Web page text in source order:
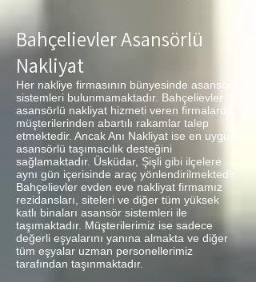
Bahçelievler Asansörlü
Nakliyat
Her nakliye firmasının bünyesinde asansör
sistemleri bulunmamaktadır. Bahçelievler
asansörlü nakliyat hizmeti veren firmalarda
müşterilerinden abartılı rakamlar talep
etmektedir. Ancak Anı Nakliyat ise en uygun
asansörlü taşımacılık desteğini
sağlamaktadır. Üsküdar, Şişli gibi ilçelere
aynı gün içerisinde araç yönlendirilmektedir.
Bahçelievler evden eve nakliyat firmamız
rezidansları, siteleri ve diğer tüm yüksek
katlı binaları asansör sistemleri ile
taşımaktadır. Müşterilerimiz ise sadece
değerli eşyalarını yanına almakta ve diğer
tüm eşyalar uzman personellerimiz
tarafından taşınmaktadır.